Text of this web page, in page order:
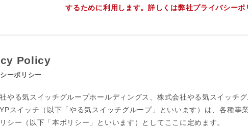
するために利用します。詳しくは弊社プライバシーポ